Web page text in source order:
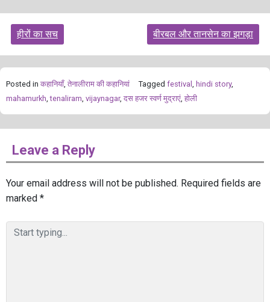
Post
navigation
हीरों का सच बीरबल और तानसेन का झगड़ा
Posted in कहानियाँ, तेनालीराम की कहानियां Tagged festival , hindi story,
mahamurkh,tenaliram, vijaynagar, दस हजर स्वर्ण मुद्राएं, होली
Leave a Reply
Your email address will not be published. Required fields are
marked *